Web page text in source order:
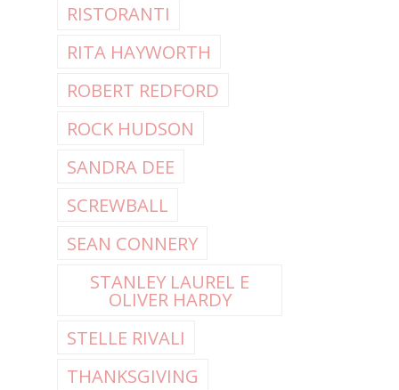
RISTORANTI
RITA HAYWORTH
ROBERT REDFORD
ROCK HUDSON
SANDRA DEE
SCREWBALL
SEAN CONNERY
STANLEY LAUREL E
OLIVER HARDY
STELLE RIVALI
THANKSGIVING